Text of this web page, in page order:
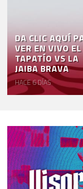
DA CLIC AQUÍ
VER EN VIVO EL
TAPATÍO VS LA
JAIBA BRAVA
HACE 6 DÍAS